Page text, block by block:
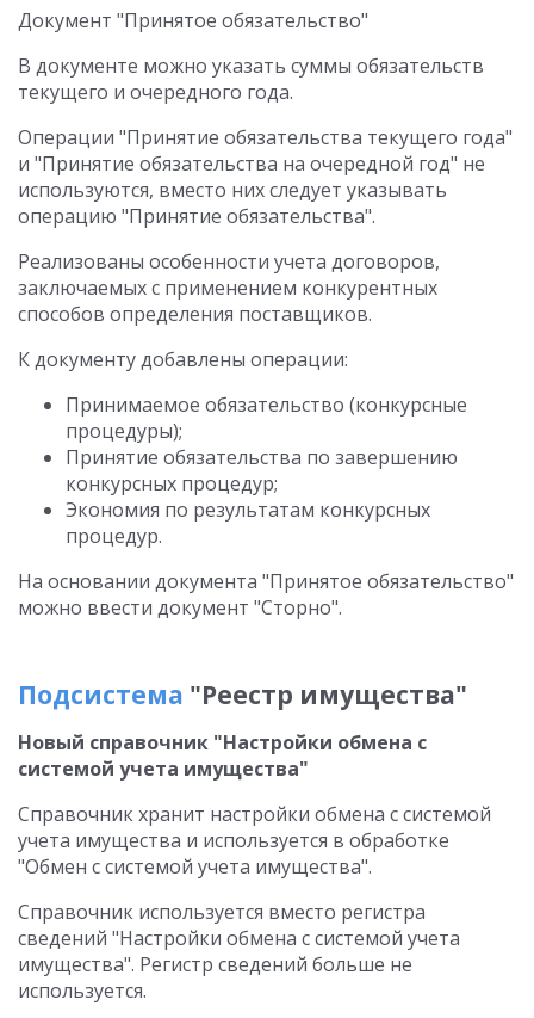
Документ "Принятое обязательство"
В документе можно указать суммы обязательств
текущего и очередного года.
Операции "Принятие обязательства текущего года"
и "Принятие обязательства на очередной год" не
используются, вместо них следует указывать
операцию "Принятие обязательства".
Реализованы особенности учета договоров,
заключаемых с применением конкурентных
способов определения поставщиков.
К документу добавлены операции:
Принимаемое обязательство (конкурсные
процедуры);
Принятие обязательства по завершению
конкурсных процедур;
Экономия по результатам конкурсных
процедур.
На основании документа "Принятое обязательство"
можно ввести документ "Сторно".
Подсистема "Реестр имущества"
Новый справочник "Настройки обмена с
системой учета имущества"
Справочник хранит настройки обмена с системой
учета имущества и используется в обработке
"Обмен с системой учета имущества".
Справочник используется вместо регистра
сведений "Настройки обмена с системой учета
имущества". Регистр сведений больше не
используется.